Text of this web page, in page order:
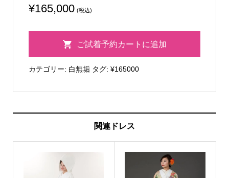
¥165,000 (税込)
鶴
ご試着予約カートに追加
カテゴリー: 白無垢 タグ: ¥165000
関連ドレス